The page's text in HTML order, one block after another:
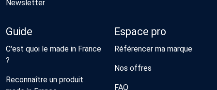
Newsletter
Guide
C'est quoi le made in France
?
Reconnaître un produit
Espace pro
Référencer ma marque
Nos offres
FAQ